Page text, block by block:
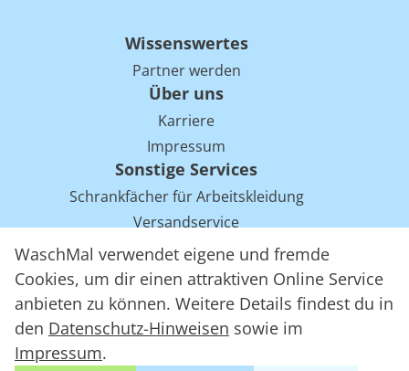
WaschMal verwendet eigene und fremde
Cookies, um dir einen attraktiven Online Service
anbieten zu können. Weitere Details findest du in
den Datenschutz-Hinweisen sowie im
Impressum.
Wissenswertes
Partner werden
Über uns
Karriere
Impressum
Sonstige Services
Schrankfächer für Arbeitskleidung
Versandservice
Einsparpotentiale für Mietwäsche bei Arbeitskleidung
Arbeitskleidung Tracking mit RFID
WaschMal GmbH 2016 – 2026